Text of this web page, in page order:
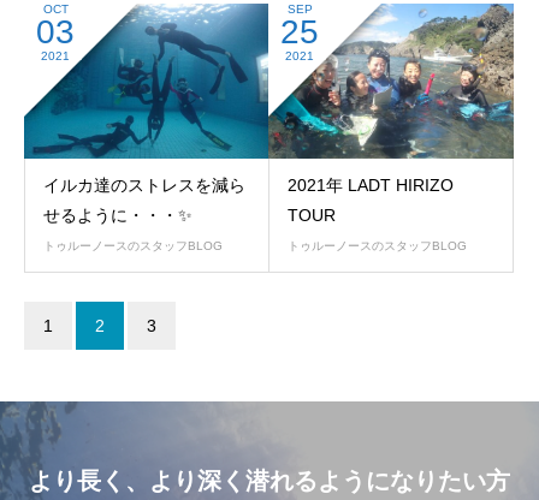
OCT
03
2021
イルカ達のストレスを減ら
せるように・・・✨
トゥルーノースのスタッフBLOG
SEP
25
2021
2021年 LADT HIRIZO
TOUR
トゥルーノースのスタッフBLOG
1 2 3
より長く、より深く潜れるようになりたい方